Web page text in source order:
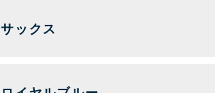
サックス